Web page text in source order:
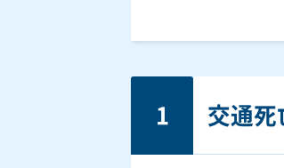
1 交通死